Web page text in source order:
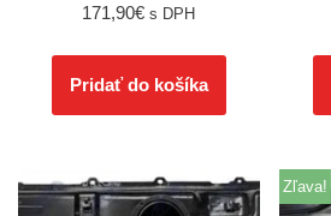
171,90€ s DPH
Pridať do košíka
Zľava!